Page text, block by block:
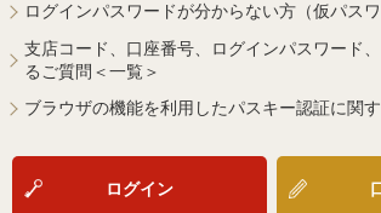
ログインパスワードが分からない方（仮パスワ
支店コード、口座番号、ログインパスワード
るご質問＜一覧＞
ブラウザの機能を利用したパスキー認証に関
ログイン